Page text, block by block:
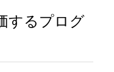
するプログ